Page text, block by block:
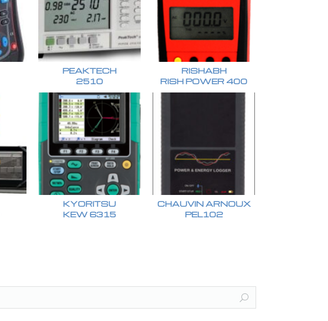
PEAKTECH
2510
RISHABH
RISH POWER 400
KYORITSU
KEW 6315
CHAUVIN ARNOUX
PEL102